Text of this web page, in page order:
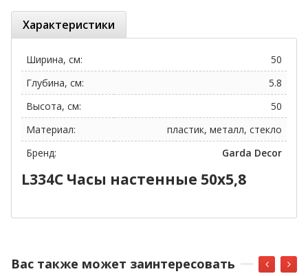
Характеристики
Ширина, см:
50
Глубина, см:
5.8
Высота, см:
50
Материал:
пластик, металл, стекло
Бренд:
Garda Decor
L334C Часы настенные 50х5,8
Вас также может заинтересовать